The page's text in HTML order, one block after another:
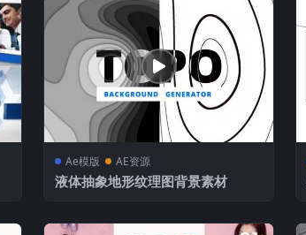
Ae模版 AE资源
液体抽象地形纹理图背景素材